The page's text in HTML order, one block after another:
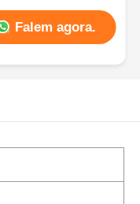
Falem agora.